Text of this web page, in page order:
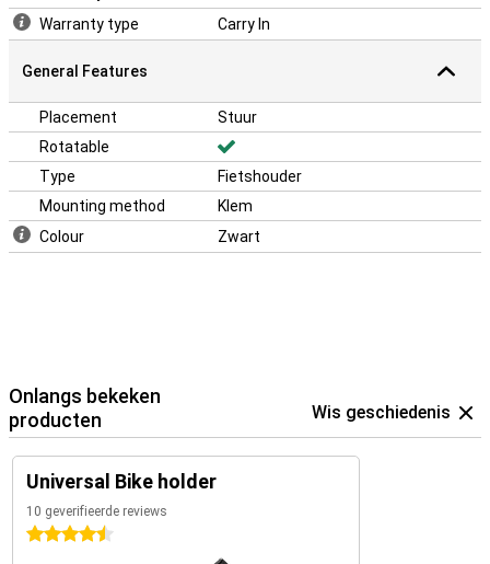
Warranty type
Carry In
General Features
Placement
Stuur
Rotatable
Type
Fietshouder
Mounting method
Klem
Colour
Zwart
Onlangs bekeken
producten
Wis geschiedenis
Universal Bike holder
10 geverifieerde reviews
4.5 sterren